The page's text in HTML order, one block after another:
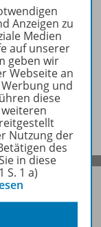
Anzeigen zu
Medien
auf unserer
geben wir
Webseite an
und
diese
Nutzung der
des
in diese
S. 1 a)